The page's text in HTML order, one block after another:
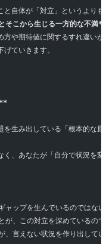
と自体が「対立」というよりも
そこから生じる一方的な不満**
方や期待値に関するすれ違い
ていきます。
生み出している「根本的な
、あなたが「自分で状況を
ャップを生んでいるのではな
が、この対立を深めているの
、言えない状況を作り出して